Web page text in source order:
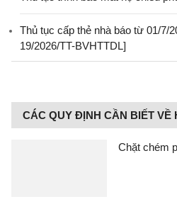
Thủ tục cấp thẻ nhà báo từ 01/7/
19/2026/TT-BVHTTDL]
CÁC QUY ĐỊNH CẦN BIẾT VỀ
Chặt chém